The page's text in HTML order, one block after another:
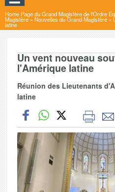
Home Page du Grand Magistère de l'Ordre
Magistère» Nouvelles du Grand Magistère »
latine
Un vent nouveau
l'Amérique latine
Réunion des Lieutenants
latine